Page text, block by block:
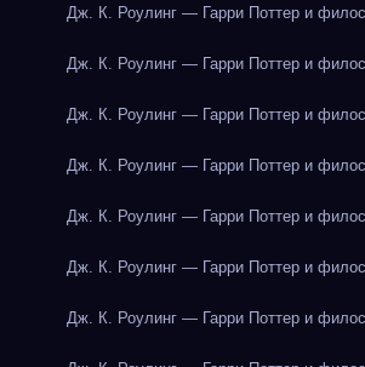
Дж. К. Роулинг — Гарри Поттер и
Дж. К. Роулинг — Гарри Поттер и
Дж. К. Роулинг — Гарри Поттер и
Дж. К. Роулинг — Гарри Поттер и
Дж. К. Роулинг — Гарри Поттер и
Дж. К. Роулинг — Гарри Поттер и
Дж. К. Роулинг — Гарри Поттер и